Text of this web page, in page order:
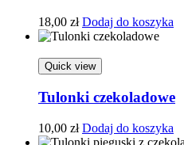
18,00 zł Dodaj do koszyka
Quick view
Tulonki czekoladowe
10,00 zł Dodaj do koszyka